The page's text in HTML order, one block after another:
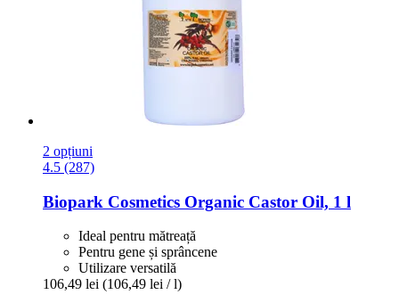
2 opțiuni
4.5 (287)
Biopark Cosmetics Organic Castor Oil, 1 l
Ideal pentru mătreață
Pentru gene și sprâncene
Utilizare versatilă
106,49 lei (106,49 lei / l)